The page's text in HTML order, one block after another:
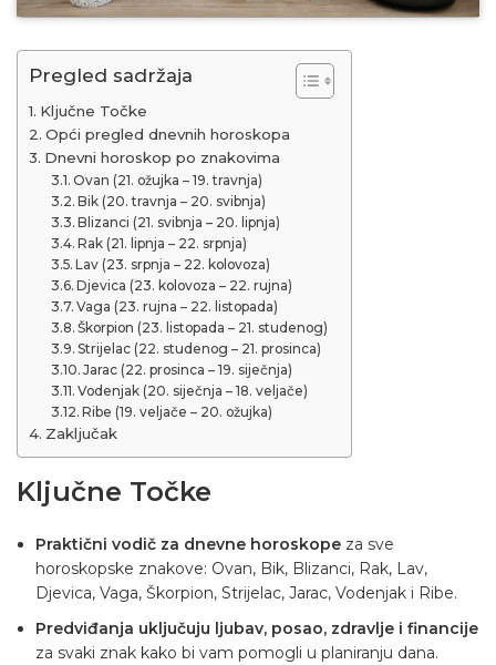
Pregled sadržaja
Ključne Točke
Opći pregled dnevnih horoskopa
Dnevni horoskop po znakovima
Ovan (21. ožujka – 19. travnja)
Bik (20. travnja – 20. svibnja)
Blizanci (21. svibnja – 20. lipnja)
Rak (21. lipnja – 22. srpnja)
Lav (23. srpnja – 22. kolovoza)
Djevica (23. kolovoza – 22. rujna)
Vaga (23. rujna – 22. listopada)
Škorpion (23. listopada – 21. studenog)
Strijelac (22. studenog – 21. prosinca)
Jarac (22. prosinca – 19. siječnja)
Vodenjak (20. siječnja – 18. veljače)
Ribe (19. veljače – 20. ožujka)
Zaključak
Ključne Točke
Praktični vodič za dnevne horoskope za sve
horoskopske znakove: Ovan, Bik, Blizanci, Rak, Lav,
Djevica, Vaga, Škorpion, Strijelac, Jarac, Vodenjak i Ribe.
Predviđanja uključuju ljubav, posao, zdravlje i financije
za svaki znak kako bi vam pomogli u planiranju dana.